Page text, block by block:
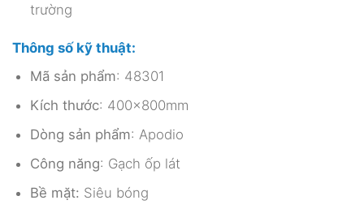
trường
Thông số kỹ thuật:
Mã sản phẩm: 48301
Kích thước: 400x800mm
Dòng sản phẩm: Apodio
Công năng: Gạch ốp lát
Bề mặt: Siêu bóng